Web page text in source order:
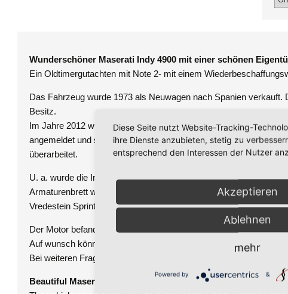
Wunderschöner Maserati Indy 4900 mit einer schönen
Ein Oldtimergutachten mit Note 2- mit einem
Das Fahrzeug wurde 1973 als Neuwagen nach Spanien verkauft.
Besitz.
Im Jahre 2012 wurde das Fahrzeug im Süddeutschen Raum von
angemeldet und selbstverständlich gefahren. Der Indy wurde
überarbeitet.
U. a. wurde die Innenausstattung aufgearbeitet, als Basis diente
Armaturenbrett wurde neu mit Alcantara überzogen. Die Felgen
Vredestein Sprint Classic Reifen montiert.
Der Motor befand sich in einem hervorragenden Zustand und läuft
Auf wunsch können weitere Bilder vom Unterboden zur Verfügung
Bei weiteren Fragen steht Ihnen unsere Verkaufsabteilung gerne
Beautiful Maserati Indy 4900 with a nice owner history.
Diese Seite nutzt Website-Tracking-
ihre Dienste anzubieten, stetig zu
entsprechend den Interessen der Nutzer
Akzeptieren
Ablehnen
mehr
Powered by &